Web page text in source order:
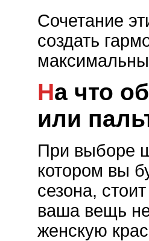
Сочетание
создать
На что обратить внимание при покупке шубы
или
При выборе
котором вы
сезона,
ваша вещь
женскую